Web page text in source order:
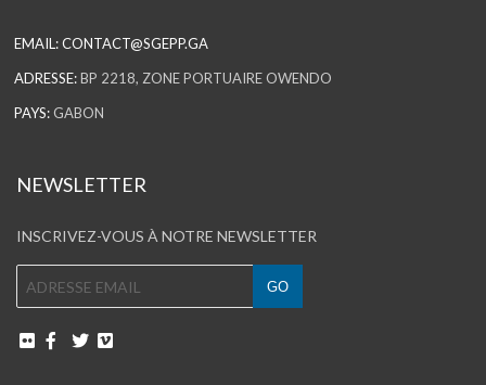
EMAIL:CONTACT@SGEPP.GA
ADRESSE:BP 2218, ZONE PORTUAIRE OWENDO
PAYS: GABON
NEWSLETTER
INSCRIVEZ-VOUS À NOTRE NEWSLETTER